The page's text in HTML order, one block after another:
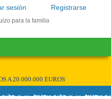
Registrarse
sesión
para la familia
A 20.000.000 EUROS